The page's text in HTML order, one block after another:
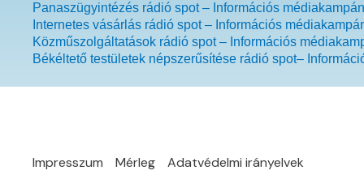
Panaszügyintézés rádió spot – Információs
Internetes vásárlás rádió spot – Információs
Közműszolgáltatások rádió spot – Információs
Békéltető testületek népszerűsítése rádió spot–
Impresszum Mérleg Adatvédelmi irányelvek